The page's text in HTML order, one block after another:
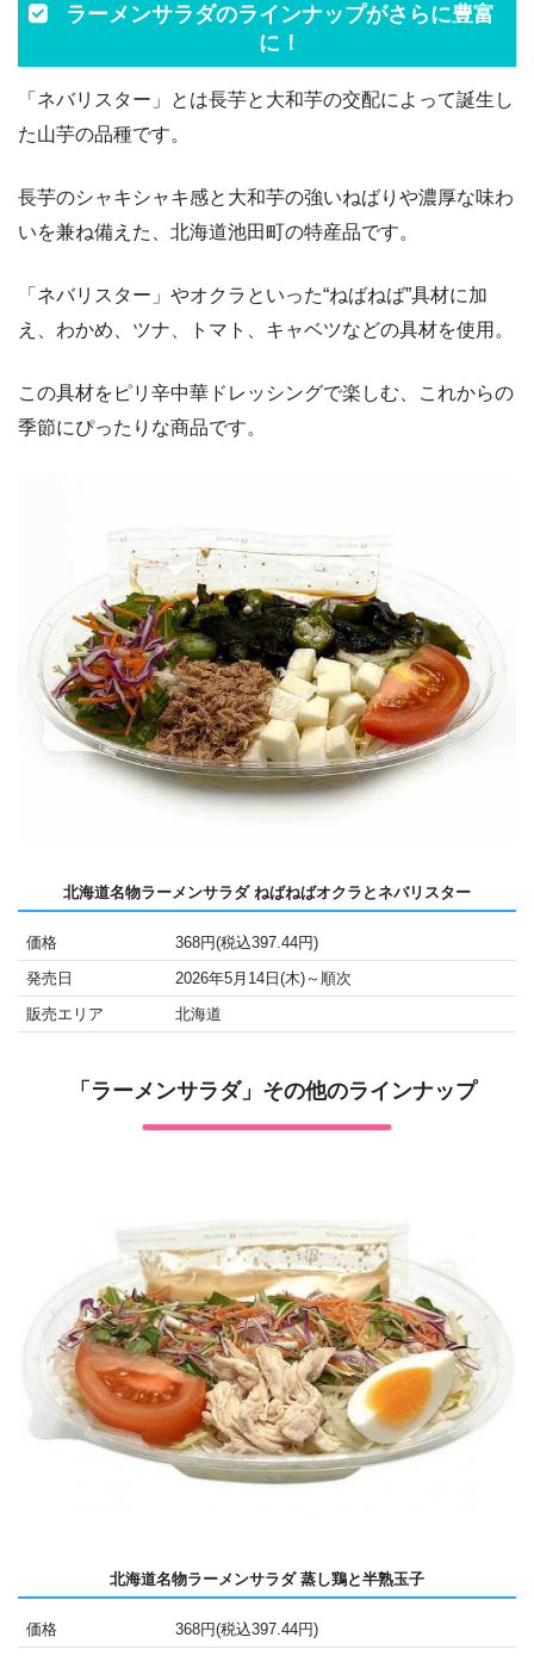
ラーメンサラダのラインナップがさらに豊富
に！
「ネバリスター」とは長芋と大和芋の交配によって誕生し
た山芋の品種です。
長芋のシャキシャキ感と大和芋の強いねばりや濃厚な味わ
いを兼ね備えた、北海道池田町の特産品です。
「ネバリスター」やオクラといった“ねばねば”具材に加
え、わかめ、ツナ、トマト、キャベツなどの具材を使用。
この具材をピリ辛中華ドレッシングで楽しむ、これからの
季節にぴったりな商品です。
北海道名物ラーメンサラダ ねばねばオクラとネバリスター
価格
368円(税込397.44円)
発売日
2026年5月14日(木)～順次
販売エリア
北海道
「ラーメンサラダ」その他のラインナップ
北海道名物ラーメンサラダ 蒸し鶏と半熟玉子
価格 368円(税込397.44円)